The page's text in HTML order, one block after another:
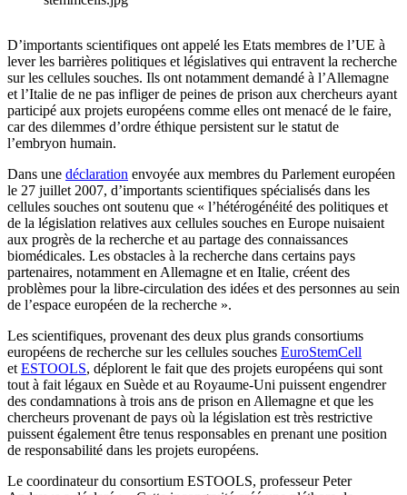
D’importants scientifiques ont appelé les Etats membres de l’UE à
lever les barrières politiques et législatives qui entravent la recherche
sur les cellules souches. Ils ont notamment demandé à l’Allemagne
et l’Italie de ne pas infliger de peines de prison aux chercheurs ayant
participé aux projets européens comme elles ont menacé de le faire,
car des dilemmes d’ordre éthique persistent sur le statut de
l’embryon humain.
Dans une déclaration envoyée aux membres du Parlement européen
le 27 juillet 2007, d’importants scientifiques spécialisés dans les
cellules souches ont soutenu que « l’hétérogénéité des politiques et
de la législation relatives aux cellules souches en Europe nuisaient
aux progrès de la recherche et au partage des connaissances
biomédicales. Les obstacles à la recherche dans certains pays
partenaires, notamment en Allemagne et en Italie, créent des
problèmes pour la libre-circulation des idées et des personnes au sein
de l’espace européen de la recherche ».
Les scientifiques, provenant des deux plus grands consortiums
européens de recherche sur les cellules souches EuroStemCell
et ESTOOLS, déplorent le fait que des projets européens qui sont
tout à fait légaux en Suède et au Royaume-Uni puissent engendrer
des condamnations à trois ans de prison en Allemagne et que les
chercheurs provenant de pays où la législation est très restrictive
puissent également être tenus responsables en prenant une position
de responsabilité dans les projets européens.
Le coordinateur du consortium ESTOOLS, professeur Peter